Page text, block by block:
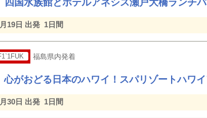
19日 出発 1日間
福島県内発着
心がおどる日本のハワイ！スパリゾートハワ
30日 出発 1日間